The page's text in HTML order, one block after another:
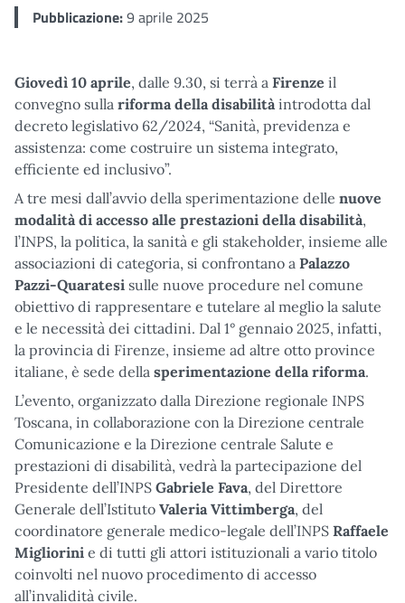
Pubblicazione:9 aprile 2025
Giovedì 10 aprile, dalle 9.30, si terrà a Firenze il
convegno sulla riforma della disabilità introdotta dal
decreto legislativo 62/2024, “Sanità, previdenza e
assistenza: come costruire un sistema integrato,
efficiente ed inclusivo”.
A tre mesi dall’avvio della sperimentazione delle nuove
modalità di accesso alle prestazioni della disabilità,
l’INPS, la politica, la sanità e gli stakeholder, insieme alle
associazioni di categoria, si confrontano a Palazzo
Pazzi-Quaratesi sulle nuove procedure nel comune
obiettivo di rappresentare e tutelare al meglio la salute
e le necessità dei cittadini. Dal 1° gennaio 2025, infatti,
la provincia di Firenze, insieme ad altre otto province
italiane, è sede della sperimentazione della riforma.
L’evento, organizzato dalla Direzione regionale INPS
Toscana, in collaborazione con la Direzione centrale
Comunicazione e la Direzione centrale Salute e
prestazioni di disabilità, vedrà la partecipazione del
Presidente dell’INPS Gabriele Fava, del Direttore
Generale dell’Istituto Valeria Vittimberga, del
coordinatore generale medico-legale dell’INPS Raffaele
Migliorini e di tutti gli attori istituzionali a vario titolo
coinvolti nel nuovo procedimento di accesso
all’invalidità civile.